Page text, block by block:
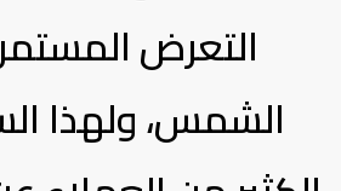
التعرض
الشمس، ولهذا